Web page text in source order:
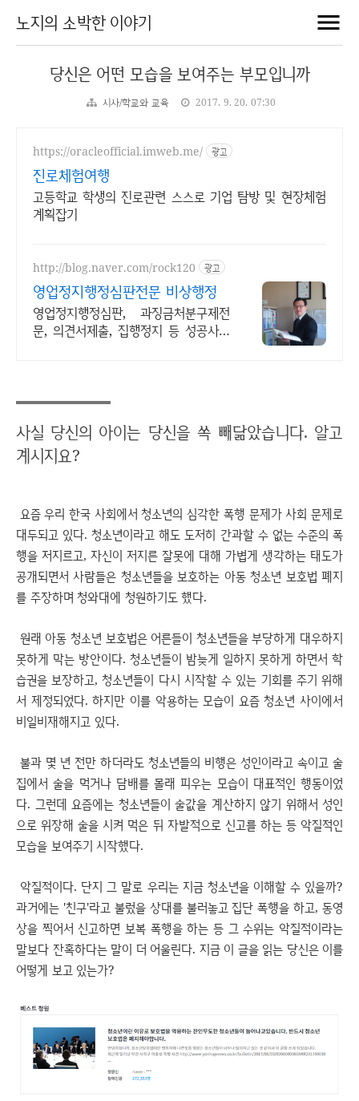
노지의 소박한 이야기
당신은 어떤 모습을 보여주는 부모입니까
시사/학교와 교육 2017. 9. 20. 07:30
https://oracleofficial.imweb.me/ 광고
진로체험여행
고등학교 학생의 진로관련 스스로 기업 탐방 및 현장체험
계획잡기
http://blog.naver.com/rock120 광고
영업정지행정심판전문 비상행정
영업정지행정심판, 과징금처분구제전
문, 의견서제출, 집행정지 등 성공사례
사실 당신의 아이는 당신을 쏙 빼닮았습니다. 알고
계시지요?
요즘 우리 한국 사회에서 청소년의 심각한 폭행 문제가 사회 문제로
대두되고 있다. 청소년이라고 해도 도저히 간과할 수 없는 수준의 폭
행을 저지르고, 자신이 저지른 잘못에 대해 가볍게 생각하는 태도가
공개되면서 사람들은 청소년들을 보호하는 아동 청소년 보호법 폐지
를 주장하며 청와대에 청원하기도 했다.
원래 아동 청소년 보호법은 어른들이 청소년들을 부당하게 대우하지
못하게 막는 방안이다. 청소년들이 밤늦게 일하지 못하게 하면서 학
습권을 보장하고, 청소년들이 다시 시작할 수 있는 기회를 주기 위해
서 제정되었다. 하지만 이를 악용하는 모습이 요즘 청소년 사이에서
비일비재해지고 있다.
불과 몇 년 전만 하더라도 청소년들의 비행은 성인이라고 속이고 술
집에서 술을 먹거나 담배를 몰래 피우는 모습이 대표적인 행동이었
다. 그런데 요즘에는 청소년들이 술값을 계산하지 않기 위해서 성인
으로 위장해 술을 시켜 먹은 뒤 자발적으로 신고를 하는 등 악질적인
모습을 보여주기 시작했다.
악질적이다. 단지 그 말로 우리는 지금 청소년을 이해할 수 있을까?
과거에는 '친구'라고 불렀을 상대를 불러놓고 집단 폭행을 하고, 동영
상을 찍어서 신고하면 보복 폭행을 하는 등 그 수위는 악질적이라는
말보다 잔혹하다는 말이 더 어울린다. 지금 이 글을 읽는 당신은 이를
어떻게 보고 있는가?